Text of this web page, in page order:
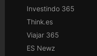
Investindo 365
Think.es
Viajar 365
ES Newz